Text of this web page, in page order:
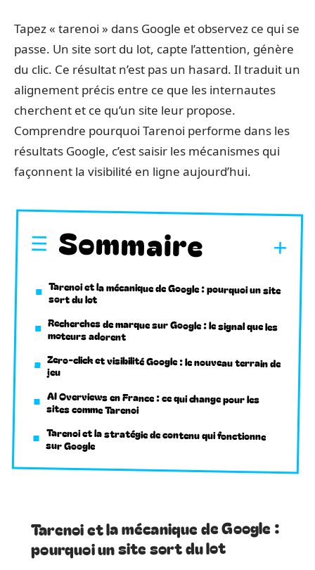
Tapez « tarenoi » dans Google et observez ce qui se
passe. Un site sort du lot, capte l’attention, génère
du clic. Ce résultat n’est pas un hasard. Il traduit un
alignement précis entre ce que les internautes
cherchent et ce qu’un site leur propose.
Comprendre pourquoi Tarenoi performe dans les
résultats Google, c’est saisir les mécanismes qui
façonnent la visibilité en ligne aujourd’hui.
Sommaire
Tarenoi et la mécanique de Google : pourquoi un site
sort du lot
Recherches de marque sur Google : le signal que les
moteurs adorent
Zero-click et visibilité Google : le nouveau terrain de
jeu
AI Overviews en France : ce qui change pour les
sites comme Tarenoi
Tarenoi et la stratégie de contenu qui fonctionne
sur Google
Tarenoi et la mécanique de Google :
pourquoi un site sort du lot